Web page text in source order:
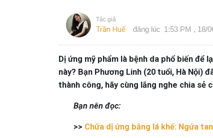
Tác giả
Trần Huế đăng lúc 1:53 PM , 18/
Dị ứng mỹ phẩm là bệnh da phổ biến để
này? Bạn Phương Linh (20 tuổi, Hà
thành công, hãy cùng lắng nghe chia sẻ
Bạn nên đọc:
>> Chữa dị ứng bằng lá khế: Ngứa